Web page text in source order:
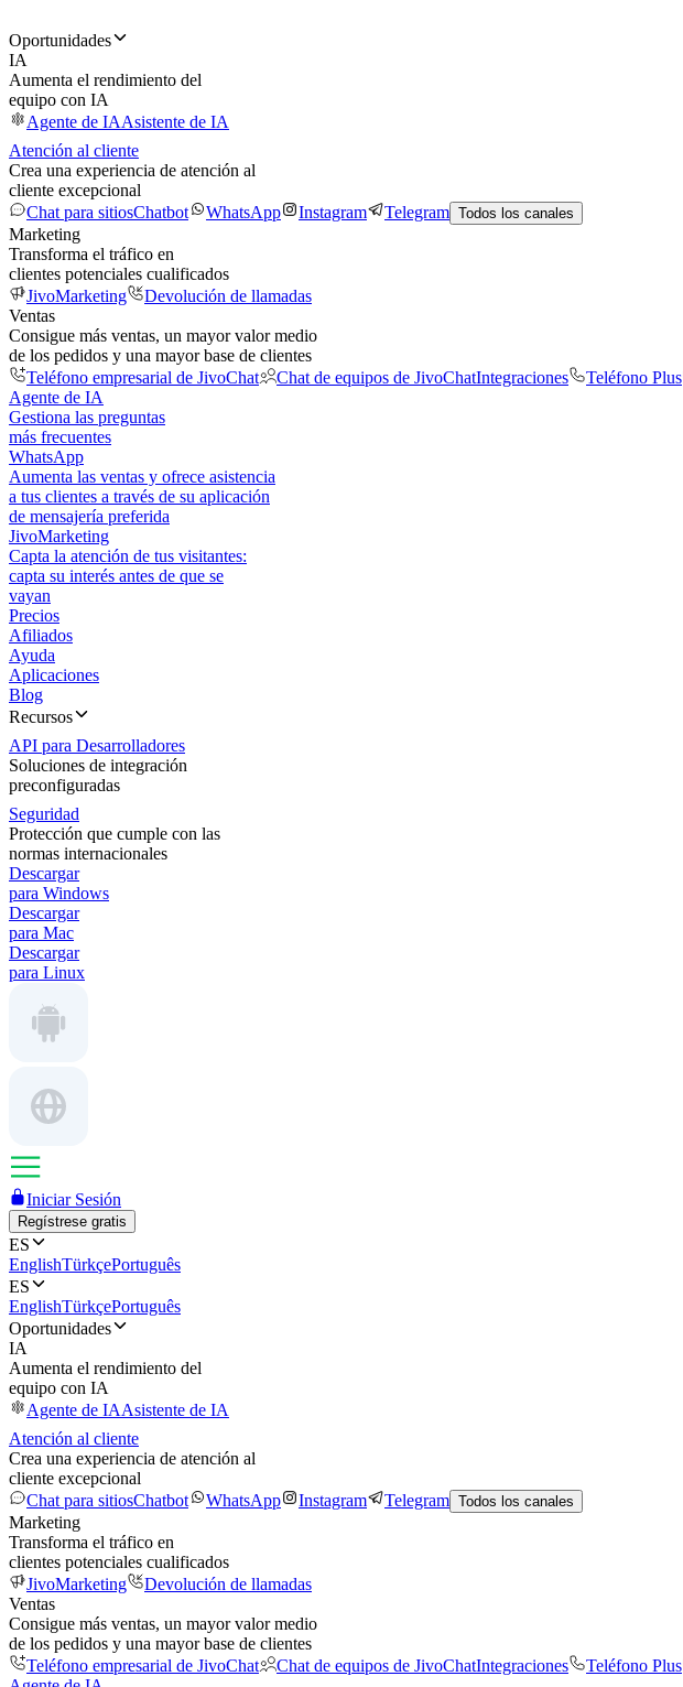
Oportunidades
IA
Aumenta el rendimiento del
equipo con IA
Agente de IAAsistente de IA
Atención al cliente
Crea una experiencia de atención al
cliente excepcional
Chat para sitiosChatbot WhatsApp Instagram Telegram Todos los canales
Marketing
Transforma el tráfico en
clientes potenciales cualificados
JivoMarketing
Devolución de llamadas
Ventas
Consigue más ventas, un mayor valor medio
de los pedidos y una mayor base de clientes
Teléfono empresarial de JivoChat
Chat de equipos de JivoChatIntegraciones Teléfono Plus
Agente de IA
Gestiona las preguntas
más frecuentes
WhatsApp
Aumenta las ventas y ofrece asistencia
a tus clientes a través de su aplicación
de mensajería preferida
JivoMarketing
Capta la atención de tus visitantes:
capta su interés antes de que se
vayan
Precios
Afiliados
Ayuda
Aplicaciones
Blog
Recursos
API para Desarrolladores
Soluciones de integración
preconfiguradas
Seguridad
Protección que cumple con las
normas internacionales
Descargar
para Windows
Descargar
para Mac
Descargar
para Linux
Iniciar Sesión
Regístrese gratis
ES
EnglishTürkçePortuguês
ES
EnglishTürkçePortuguês
Oportunidades
IA
Aumenta el rendimiento del
equipo con IA
Agente de IAAsistente de IA
Atención al cliente
Crea una experiencia de atención al
cliente excepcional
Chat para sitiosChatbot WhatsApp Instagram Telegram Todos los canales
Marketing
Transforma el tráfico en
clientes potenciales cualificados
JivoMarketing
Devolución de llamadas
Ventas
Consigue más ventas, un mayor valor medio
de los pedidos y una mayor base de clientes
Teléfono empresarial de JivoChat
Chat de equipos de JivoChatIntegraciones Teléfono Plus